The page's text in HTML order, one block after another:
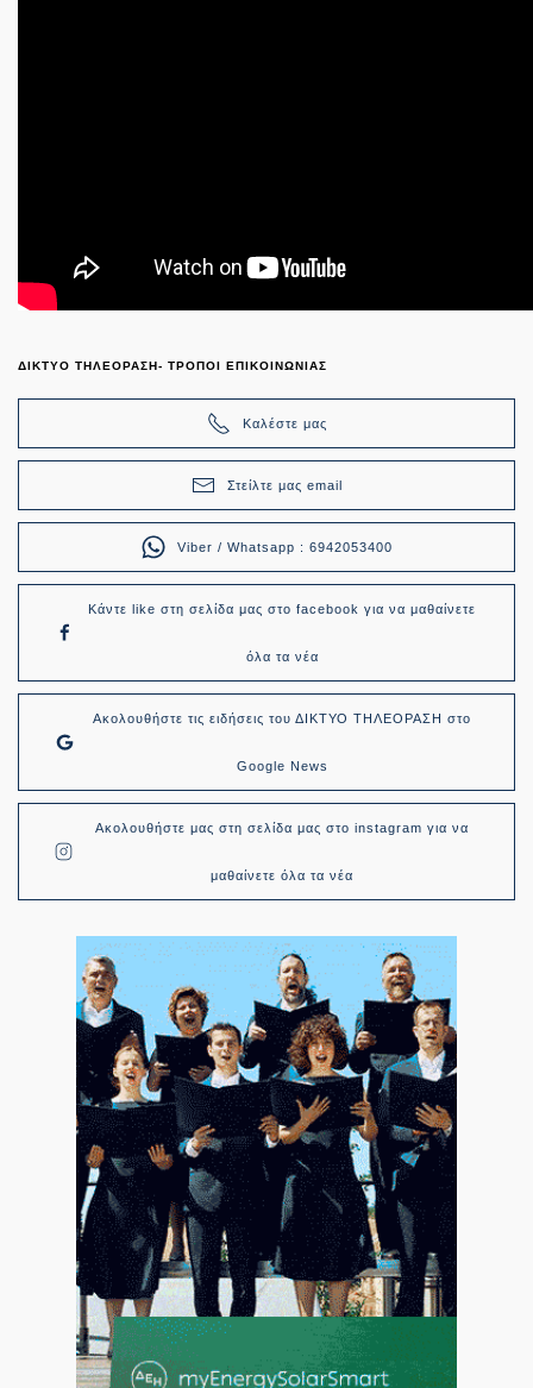
ΔΙΚΤΥΟ ΤΗΛΕΟΡΑΣΗ- ΤΡΟΠΟΙ ΕΠΙΚΟΙΝΩΝΙΑΣ
Καλέστε μας
Στείλτε μας email
Viber / Whatsapp : 6942053400
Κάντε like στη σελίδα μας στο facebook για να μαθαίνετε
όλα τα νέα
Ακολουθήστε τις ειδήσεις του ΔΙΚΤΥΟ ΤΗΛΕΟΡΑΣΗ στο
Google News
Ακολουθήστε μας στη σελίδα μας στο instagram για να
μαθαίνετε όλα τα νέα